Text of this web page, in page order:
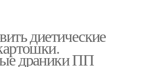
диетические
драники ПП